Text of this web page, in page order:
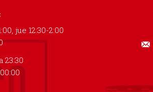
jue 12:30-2:00
23:30